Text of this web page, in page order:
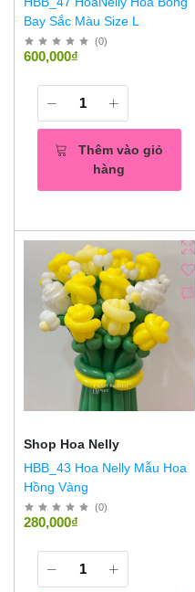
Bay Sắc Màu Size L
(0)
600,000₫
Thêm vào giỏ
hàng
Shop Hoa Nelly
HBB_43 Hoa Nelly Mẫu Hoa
Hồng Vàng
(0)
280,000₫